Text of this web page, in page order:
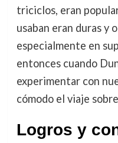
triciclos, eran
usaban eran duras y
especialmente en
entonces cuando
experimentar con
cómodo el viaje
Logros y